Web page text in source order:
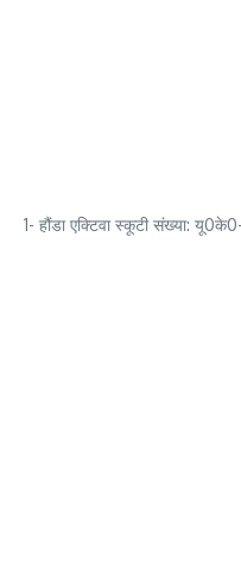
1- हौंडा एक्टिवा स्कूटी संख्या: